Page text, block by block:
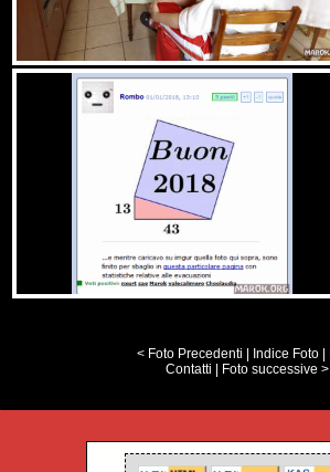
< Foto Precedenti Indice Foto|
Contatti
Foto successive >